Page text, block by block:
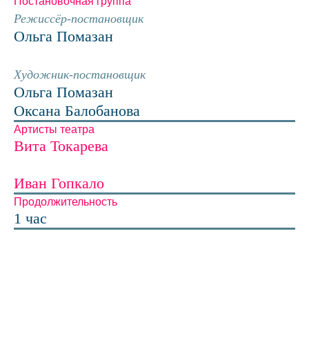
Режиссёр-постановщик
Ольга Помазан
Художник-постановщик
Ольга Помазан
Оксана Балобанова
Артисты театра
Вита Токарева
Иван Гопкало
Продолжительность
1 час